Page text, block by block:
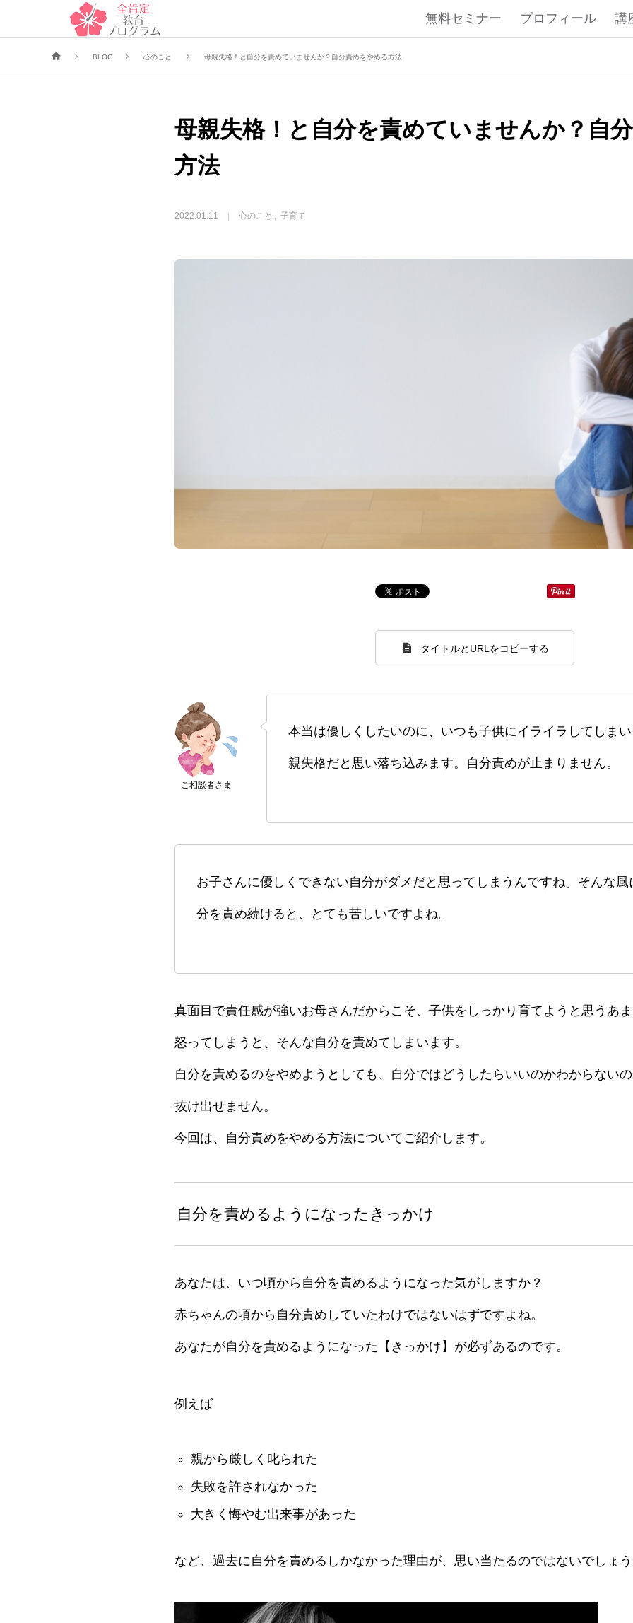
無料セミナー プロフィール 講
BLOG 心のこと 母親失格！と自分を責めていませんか？自分責めをやめる方法
母親失格！と自分を責めていませんか？自
方法
2022.01.11 心のこと 子育て
タイトルとURLをコピーする
ご相談者さま
本当は優しくしたいのに、いつも子供にイライラしてしま
親失格だと思い落ち込みます。自分責めが止まりません。
お子さんに優しくできない自分がダメだと思ってしまうんですね。そんな風
分を責め続けると、とても苦しいですよね。
真面目で責任感が強いお母さんだからこそ、子供をしっかり育てようと思うあ
怒ってしまうと、そんな自分を責めてしまいます。
自分を責めるのをやめようとしても、自分ではどうしたらいいのかわからない
抜け出せません。
今回は、自分責めをやめる方法についてご紹介します。
自分を責めるようになったきっかけ
あなたは、いつ頃から自分を責めるようになった気がしますか？
赤ちゃんの頃から自分責めしていたわけではないはずですよね。
あなたが自分を責めるようになった【きっかけ】が必ずあるのです。
例えば
親から厳しく叱られた
失敗を許されなかった
大きく悔やむ出来事があった
など、過去に自分を責めるしかなかった理由が、思い当たるのではないでしょ